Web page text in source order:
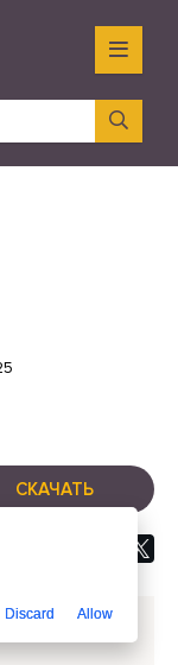
СКАЧАТЬ
Discard Allow